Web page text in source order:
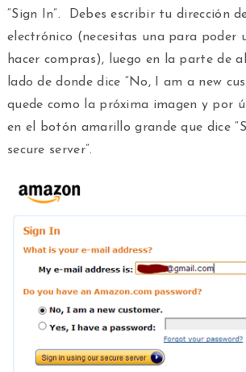
“Sign In”. Debes escribir tu dirección
electrónico (necesitas una para poder
hacer compras), luego en la parte de
lado de donde dice “No, I am a new
quede como la próxima imagen y por
en el botón amarillo grande que dice
secure server”.